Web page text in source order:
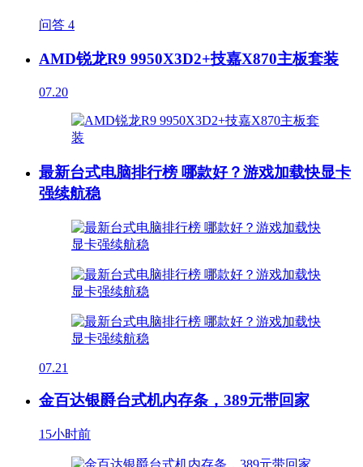
问答 4
AMD锐龙R9 9950X3D2+技嘉X870主板套装
07.20
最新台式电脑排行榜 哪款好？游戏加载快显卡
强续航稳
07.21
金百达银爵台式机内存条，389元带回家
15小时前